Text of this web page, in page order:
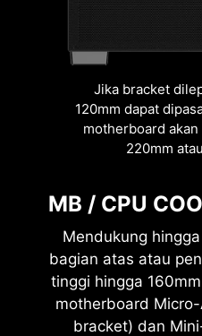
Jika bracket
120mm dapat
motherboard
220mm
MB / CPU
Mendukung
bagian atas atau
tinggi hingga
motherboard
bracket) dan
hingga panjang
lubang jalur kabel
instalasi GPU.
ini memaksimalkan
dalam
2 x 3.5” HDD +